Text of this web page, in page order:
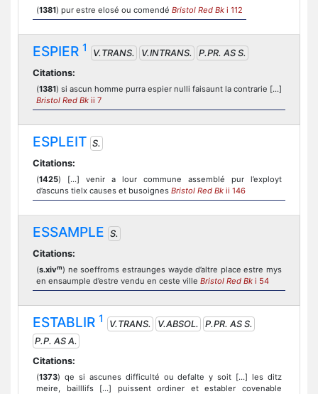
(1381) pur estre elosé ou comendé Bristol Red Bk i 112
ESPIER 1 V.TRANS. V.INTRANS.
P.PR. AS S.
Citations:
(1381) si ascun homme purra espier nulli faisaunt la contrarie [...]
Bristol Red Bk ii 7
ESPLEIT S.
Citations:
(1425) [...] venir a lour commune assemblé pur l’exployt
d’ascuns tielx causes et busoignes Bristol Red Bk ii 146
ESSAMPLE S.
Citations:
(s.xivm) ne soeffroms estraunges wayde d’altre place estre mys
en ensaumple d’estre vendu en ceste ville Bristol Red Bk i 54
ESTABLIR 1 V.TRANS. V.ABSOL.
P.PR. AS S.
P.P. AS A.
Citations:
(1373) qe si ascunes difficulté ou defalte y soit [...] les ditz
meire, bailllifs [...] puissent ordiner et establer covenable